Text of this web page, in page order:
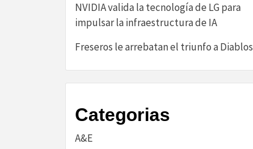
NVIDIA valida la tecnología de LG para
impulsar la infraestructura de IA
Freseros le arrebatan el triunfo a Diablos
Categorias
A&E